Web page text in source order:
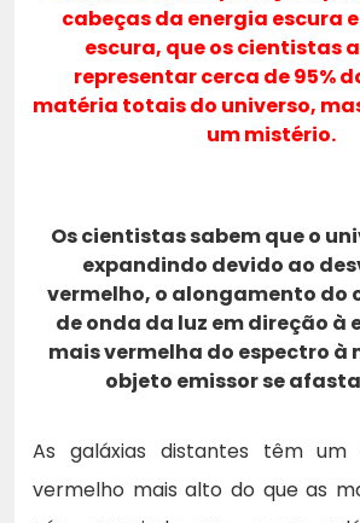
cabeças da energia escura
escura, que os cientistas
representar cerca de 95%
matéria totais do universo,
um mistério.
Os cientistas sabem que o
expandindo devido ao
vermelho, o alongamento do
de onda da luz em direção à
mais vermelha do espectro à
objeto emissor se
As galáxias distantes têm
vermelho mais alto do que as